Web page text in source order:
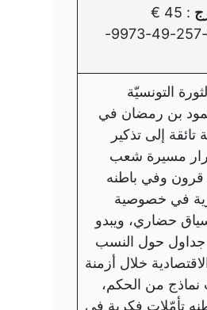
: 45 €
9-257-49-9973-
التونسيّة
بن رمضان في
إلى تذكير
مسيرة شعب
قرون وفي باطنه
في خصوصية
سياق حضاري، ويبدو
حول النسب
خلال أزمنة
من الحكم،
تأمّلات فكرية في